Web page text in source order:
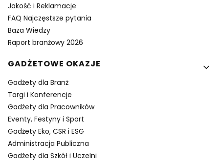
Jakość i Reklamacje
FAQ Najczęstsze pytania
Baza Wiedzy
Raport branżowy 2026
GADŻETOWE OKAZJE
Gadżety dla Branż
Targi i Konferencje
Gadżety dla Pracowników
Eventy, Festyny i Sport
Gadżety Eko, CSR i ESG
Administracja Publiczna
Gadżety dla Szkół i Uczelni